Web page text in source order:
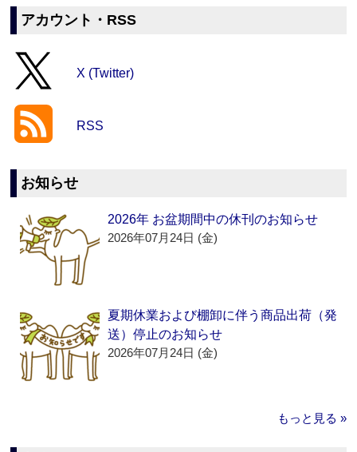
アカウント・RSS
X (Twitter)
RSS
お知らせ
2026年 お盆期間中の休刊のお知らせ
2026年07月24日 (金)
夏期休業および棚卸に伴う商品出荷（発
送）停止のお知らせ
2026年07月24日 (金)
もっと見る »